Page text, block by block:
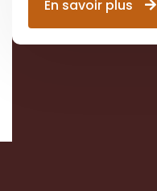
En savoir plus